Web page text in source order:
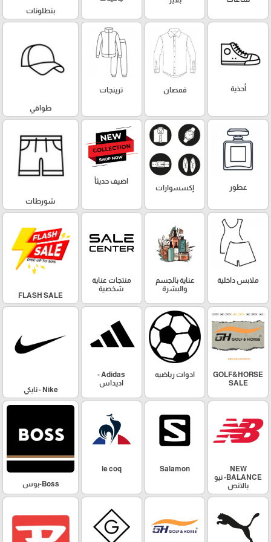
بنطلونات
أحذية قمصان ترينجات
طواقي
عطور إكسسوارات
اضيف حديثاً
شورطات
ملابس داخلية
عناية بالجسم
والبشرة
منتجات عناية
شخصية
FLASH SALE
GOLF&HORSE
SALE
ادوات رياضيه
Adidas -
اديداس
Nike - نايكي
NEW
BALANCE- نيو
بالانص
Salamon
le coq
Boss-بوس